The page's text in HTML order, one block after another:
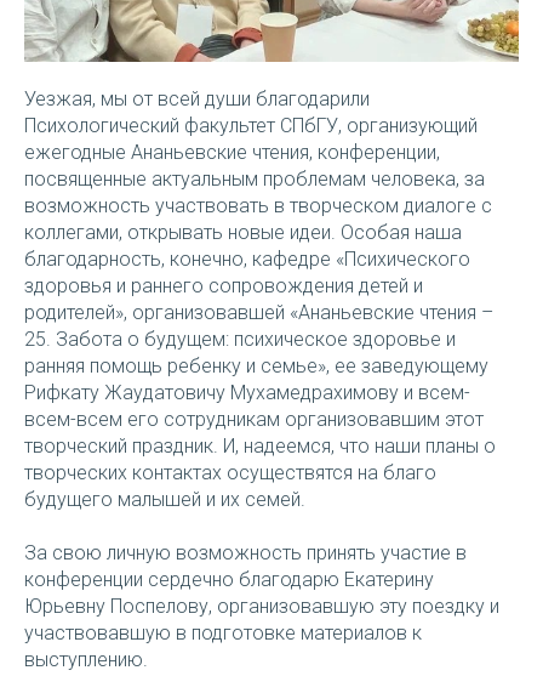
Уезжая, мы от всей души благодарили
Психологический факультет СПбГУ, организующий
ежегодные Ананьевские чтения, конференции,
посвященные актуальным проблемам человека, за
возможность участвовать в творческом диалоге с
коллегами, открывать новые идеи. Особая наша
благодарность, конечно, кафедре «Психического
здоровья и раннего сопровождения детей и
родителей», организовавшей «Ананьевские чтения –
25. Забота о будущем: психическое здоровье и
ранняя помощь ребенку и семье», ее заведующему
Рифкату Жаудатовичу Мухамедрахимову и всем-
всем-всем его сотрудникам организовавшим этот
творческий праздник. И, надеемся, что наши планы о
творческих контактах осуществятся на благо
будущего малышей и их семей.
За свою личную возможность принять участие в
конференции сердечно благодарю Екатерину
Юрьевну Поспелову, организовавшую эту поездку и
участвовавшую в подготовке материалов к
выступлению.